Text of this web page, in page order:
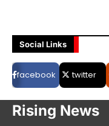
Social Links
facebook twitter
Rising News